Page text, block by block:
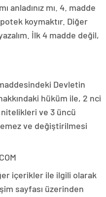
anladınız mı. 4. madde
koymaktır. Diğer
İlk 4 madde değil,
Devletin
hüküm ile, 2 nci
ve 3 üncü
ve değiştirilmesi
içerikler ile ilgili olarak
sayfası üzerinden